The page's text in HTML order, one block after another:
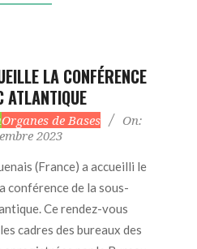
LA CONFÉRENCE
ATLANTIQUE
Organes de Bases
On:
2023
(France) a accueilli le
conférence de la sous-
Ce rendez-vous
cadres des bureaux des